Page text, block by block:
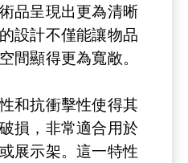
品呈現出更為清晰
設計不僅能讓物品
間顯得更為寬敞。
和抗衝擊性使得其
損，非常適合用於
展示架。這一特性